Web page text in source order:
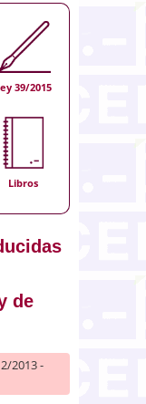
39/2015
Libros
de
2013 -